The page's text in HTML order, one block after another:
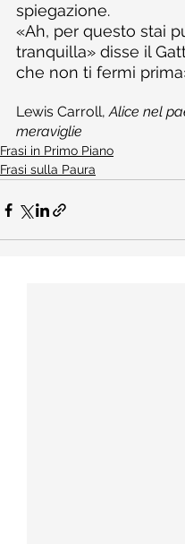
spiegazione.
«Ah, per questo stai
tranquilla» disse il
che non ti fermi
Lewis Carroll, Alice nel
meraviglie
Frasi in Primo Piano
Frasi sulla Paura